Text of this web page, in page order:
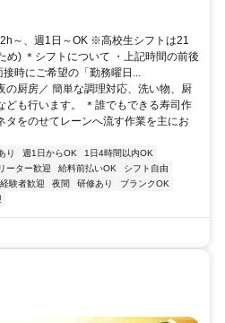
～、週1日～OK ※高校生シフトは21
め) ＊シフトについて ・上記時間の前後
時にご希望の「勤務曜日...
の厨房／ 簡単な調理対応、洗い物、厨
ども行います。 ＊誰でもできる寿司作
タをのせてレーンへ流す作業を主にお
り 週1日からOK
1日4時間以内OK
ーター歓迎 給料前払いOK
シフト自由
経験者歓迎 夜間 研修あり
ブランクOK